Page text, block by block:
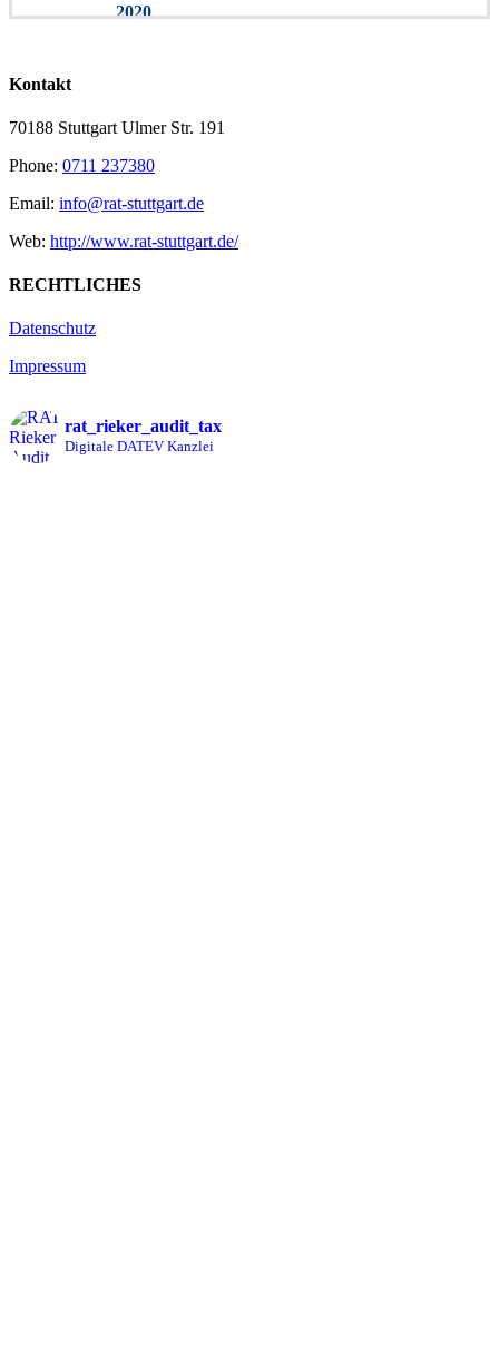
2020
Kontakt
70188 Stuttgart Ulmer Str. 191
Phone: 0711 237380
Email: info@rat-stuttgart.de
Web: http://www.rat-stuttgart.de/
RECHTLICHES
Datenschutz
Impressum
rat_rieker_audit_tax
Digitale DATEV Kanzlei